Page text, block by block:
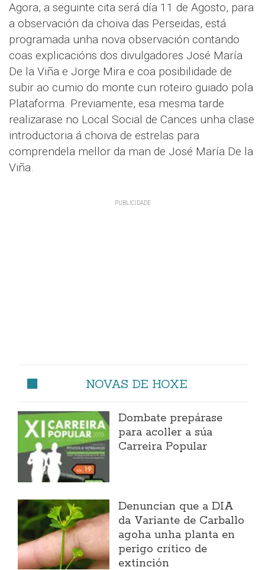
Agora, a seguinte cita será día 11 de Agosto, para
a observación da choiva das Perseidas, está
programada unha nova observación contando
coas explicacións dos divulgadores José María
De la Viña e Jorge Mira e coa posibilidade de
subir ao cumio do monte cun roteiro guiado pola
Plataforma. Previamente, esa mesma tarde
realizarase no Local Social de Cances unha clase
introductoria á choiva de estrelas para
comprendela mellor da man de José María De la
Viña.
NOVAS DE HOXE
Dombate prepárase
para acoller a súa
Carreira Popular
Denuncian que a DIA
da Variante de Carballo
agoha unha planta en
perigo crítico de
extinción